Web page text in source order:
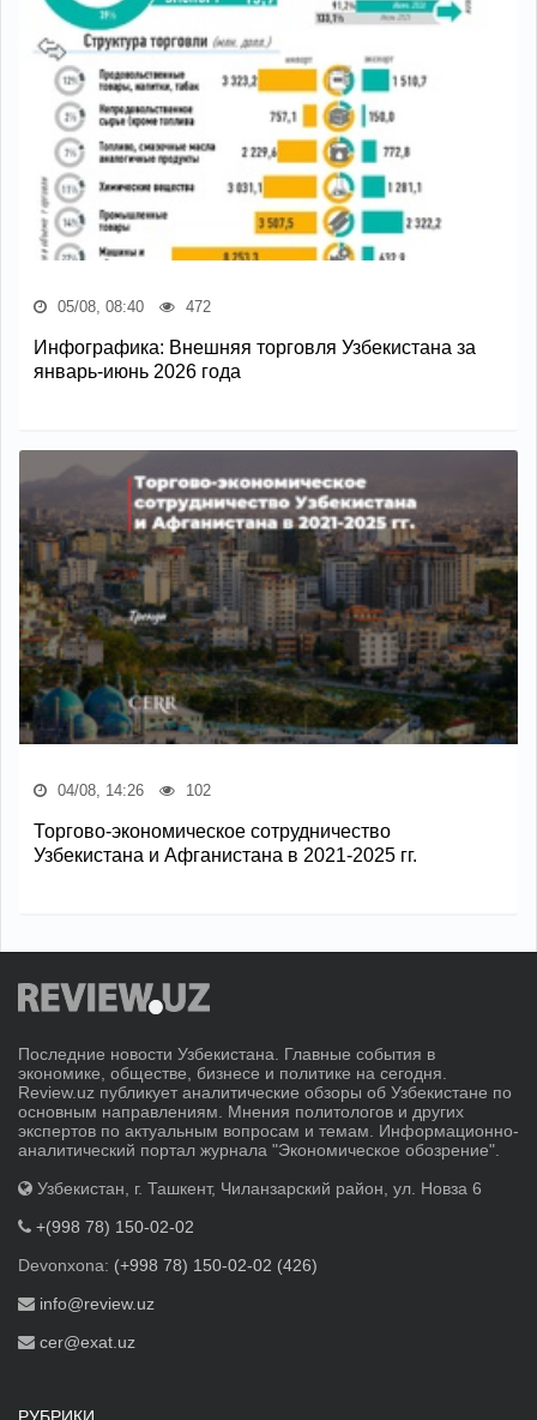
05/08, 08:40 472
Инфографика: Внешняя торговля Узбекистана за
январь-июнь 2026 года
04/08, 14:26 102
Торгово-экономическое сотрудничество
Узбекистана и Афганистана в 2021-2025 гг.
Последние новости Узбекистана. Главные события в
экономике, обществе, бизнесе и политике на сегодня.
Review.uz публикует аналитические обзоры об Узбекистане по
основным направлениям. Мнения политологов и других
экспертов по актуальным вопросам и темам. Информационно-
аналитический портал журнала "Экономическое обозрение".
Узбекистан, г. Ташкент, Чиланзарский район, ул. Новза 6
+(998 78) 150-02-02
Devonxona: (+998 78) 150-02-02 (426)
info@review.uz
cer@exat.uz